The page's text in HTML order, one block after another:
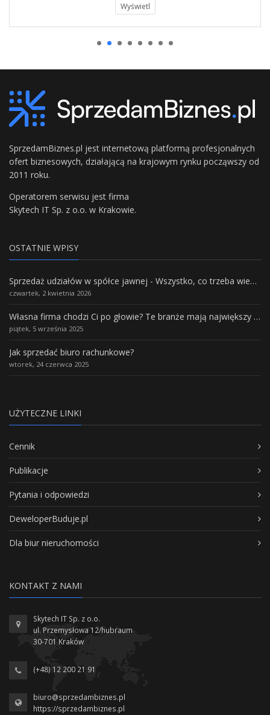
Wyświetl
SprzedamBiznes.pl jest internetową platformą profesjonalnych
ofert biznesowych, działającą na krajowym rynku począwszy od
2011 roku.
Operatorem serwisu jest firma
Skytech IT Sp. z o.o. w Krakowie.
OSTATNIE WPISY
Sprzedaż udziałów w spółce jawnej - Wszystko, co trzeba wiedzieć.
czwartek, 2 kwietnia 2026
Własna firma chodzi Ci po głowie? Te branże mają największy potencjał rozwoju
piątek, 5 września 2025
Jak sprzedać biuro rachunkowe?
wtorek, 24 czerwca 2025
UŻYTECZNE LINKI
Cennik
Publikacje
Pytania i odpowiedzi
DeweloperBuduje.pl
Dla biur nieruchomości
KONTAKT Z NAMI
Skytech IT Sp. z o.o.
ul. Przemysłowa 12/hubraum
30-701 Kraków
(+48) 12 200 21 91
biuro@sprzedambiznes.pl
https://sprzedambiznes.pl